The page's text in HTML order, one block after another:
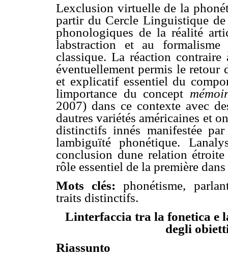
Lexclusion virtuelle de la
partir du Cercle Linguistique de
phonologiques de la réalité
labstraction et au
classique. La réaction
éventuellement permis le retour
et explicatif essentiel du
limportance du concept
2007) dans ce contexte avec
dautres variétés américaines et
distinctifs innés manifestée
lambiguïté phonétique.
conclusion dune relation
rôle essentiel de la première
Mots clés:phonétisme,
traits distinctifs.
Linterfaccia tra la fonetica e
degli
Riassunto